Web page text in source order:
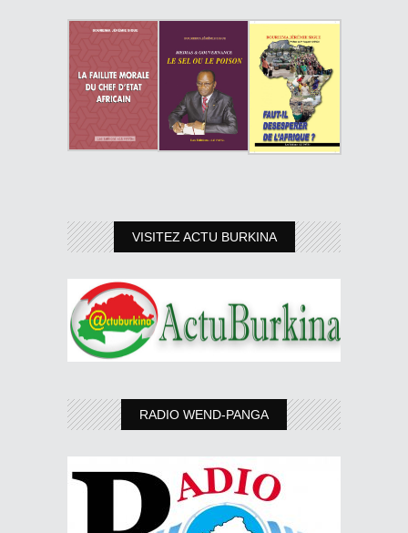
VISITEZ ACTU BURKINA
RADIO WEND-PANGA